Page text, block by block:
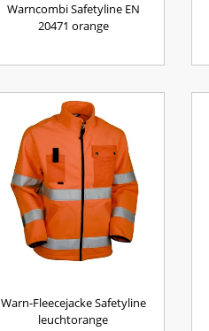
Warncombi Safetyline EN
20471 orange
Warn-Fleecejacke Safetyline
leuchtorange